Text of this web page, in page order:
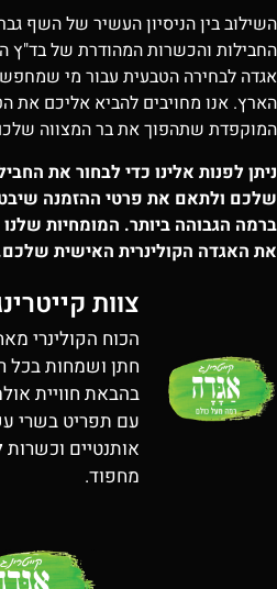
השילוב בין הניסיון העשיר של השף
החבילות והכשרות המהודרת של בד"ץ
אגדה לבחירה הטבעית עבור מי
הארץ. אנו מחויבים להביא אליכם את
המוקפדת שתהפוך את בר המצווה
ניתן לפנות אלינו כדי לבחור את
שלכם ולתאם את פרטי ההזמנה
ברמה הגבוהה ביותר. המומחיות
את האגדה הקולינרית האישית
צוות
הכוח הקולינרי
חתן ושמחות בכל
בהבאת חוויית
עם תפריט בשרי
אותנטיים
מחפוד.